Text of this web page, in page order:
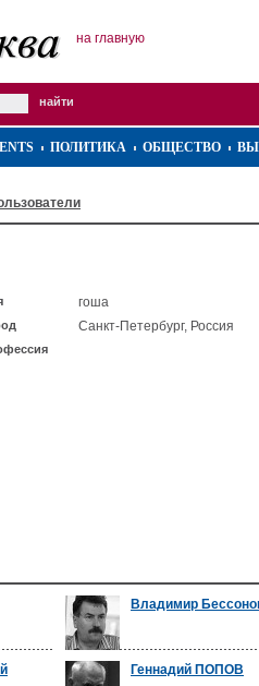
на главную
ПОЛИТИКА ОБЩЕСТВО
гоша
Санкт-Петербург, Россия
Владимир
Геннадий ПОПОВ